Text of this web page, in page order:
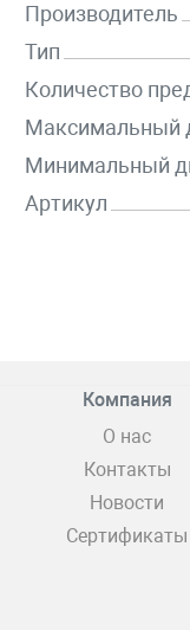
Производитель
Тип
Количество
Максимальный
Минимальный
Артикул
Компания
О нас
Контакты
Новости
Сертификаты